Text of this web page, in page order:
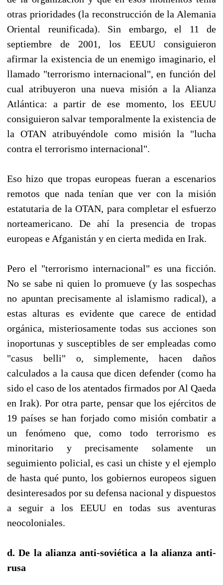
otras prioridades (la reconstrucción de la Alemania
Oriental reunificada). Sin embargo, el 11 de
septiembre de 2001, los EEUU consiguieron
afirmar la existencia de un enemigo imaginario, el
llamado "terrorismo internacional", en función del
cual atribuyeron una nueva misión a la Alianza
Atlántica: a partir de ese momento, los EEUU
consiguieron salvar temporalmente la existencia de
la OTAN atribuyéndole como misión la "lucha
contra el terrorismo internacional".
Eso hizo que tropas europeas fueran a escenarios
remotos que nada tenían que ver con la misión
estatutaria de la OTAN, para completar el esfuerzo
norteamericano. De ahí la presencia de tropas
europeas e Afganistán y en cierta medida en Irak.
Pero el "terrorismo internacional" es una ficción.
No se sabe ni quien lo promueve (y las sospechas
no apuntan precisamente al islamismo radical), a
estas alturas es evidente que carece de entidad
orgánica, misteriosamente todas sus acciones son
inoportunas y susceptibles de ser empleadas como
"casus belli" o, simplemente, hacen daños
calculados a la causa que dicen defender (como ha
sido el caso de los atentados firmados por Al Qaeda
en Irak). Por otra parte, pensar que los ejércitos de
19 países se han forjado como misión combatir a
un fenómeno que, como todo terrorismo es
minoritario y precisamente solamente un
seguimiento policial, es casi un chiste y el ejemplo
de hasta qué punto, los gobiernos europeos siguen
desinteresados por su defensa nacional y dispuestos
a seguir a los EEUU en todas sus aventuras
neocoloniales.
d. De la alianza anti-soviética a la alianza anti-
rusa